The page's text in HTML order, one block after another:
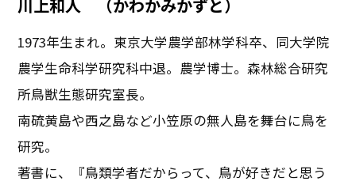
川上和人 （かわかみかずと）
1973年生まれ。東京大学農学部林学科卒、同大学院
農学生命科学研究科中退。農学博士。森林総合研究
所鳥獣生態研究室長。
南硫黄島や西之島など小笠原の無人島を舞台に鳥を
研究。
著書に、『鳥類学者だからって、鳥が好きだと思う